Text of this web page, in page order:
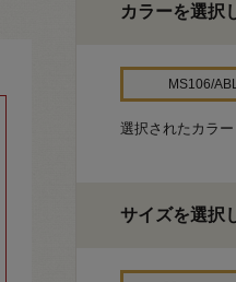
カラーを選択
MS106/
選択されたカラー
サイズを選択